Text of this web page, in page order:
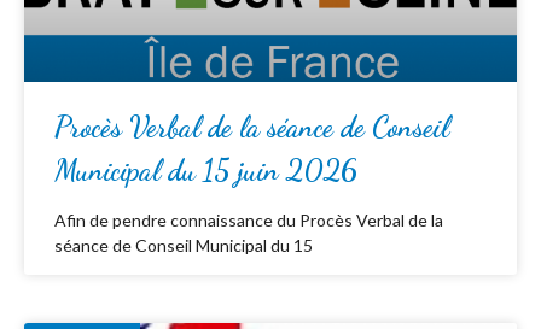
Procès Verbal de la séance de Conseil
Municipal du 15 juin 2026
Afin de pendre connaissance du Procès Verbal de la
séance de Conseil Municipal du 15